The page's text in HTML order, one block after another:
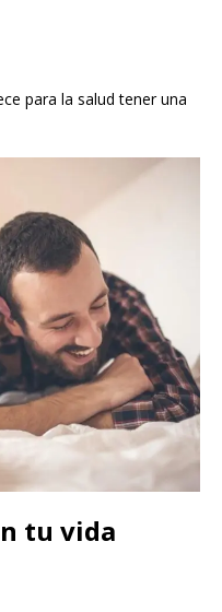
para la salud tener una
tu vida